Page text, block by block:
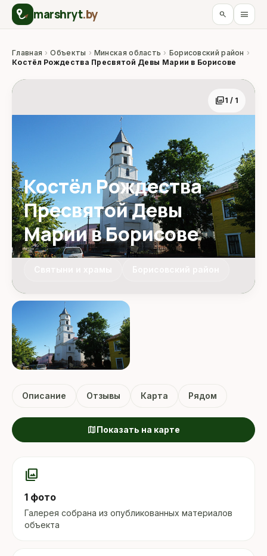
marshryt.by search menu
Главная › Объекты › Минская область › Борисовский район ›
Костёл Рождества Пресвятой Девы Марии в Борисове
photo_library1 / 1
Костёл Рождества
Пресвятой Девы
Марии в Борисове
Описание Отзывы Карта Рядом
mapПоказать на карте
photo_library
1 фото
Галерея собрана из опубликованных материалов
объекта